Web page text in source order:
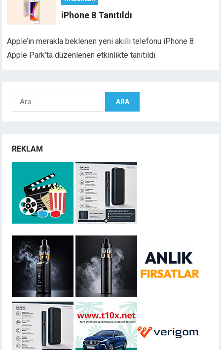
iPhone 8 Tanıtıldı
Apple’ın merakla beklenen yeni akıllı telefonu iPhone 8
Apple Park’ta düzenlenen etkinlikte tanıtıldı.
Arama:
REKLAM